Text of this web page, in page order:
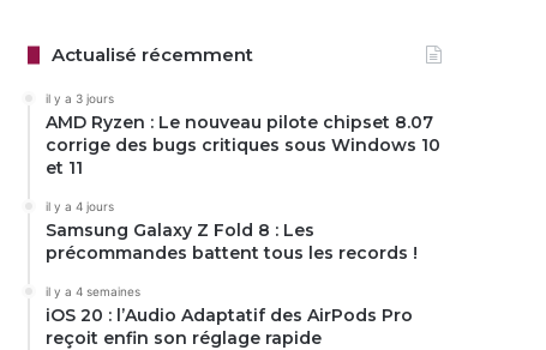
Actualisé récemment
il y a 3 jours
AMD Ryzen : Le nouveau pilote chipset 8.07
corrige des bugs critiques sous Windows 10
et 11
il y a 4 jours
Samsung Galaxy Z Fold 8 : Les
précommandes battent tous les records !
il y a 4 semaines
iOS 20 : l’Audio Adaptatif des AirPods Pro
reçoit enfin son réglage rapide